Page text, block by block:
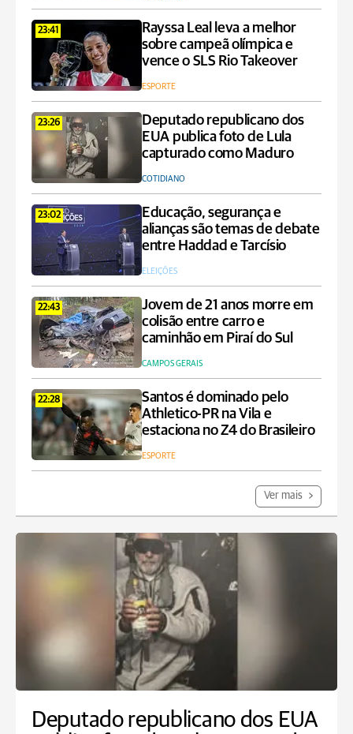
23:41
Rayssa Leal leva a melhor
sobre campeã olímpica e
vence o SLS Rio Takeover
ESPORTE
23:26
Deputado republicano dos
EUA publica foto de Lula
capturado como Maduro
COTIDIANO
23:02
Educação, segurança e
alianças são temas de debate
entre Haddad e Tarcísio
ELEIÇÕES
22:43
Jovem de 21 anos morre em
colisão entre carro e
caminhão em Piraí do Sul
CAMPOS GERAIS
22:28
Santos é dominado pelo
Athletico-PR na Vila e
estaciona no Z4 do Brasileiro
ESPORTE
Ver mais
Deputado republicano dos EUA